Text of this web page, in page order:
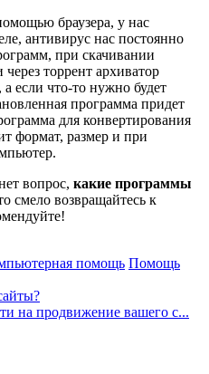
браузера, у нас
антивирус нас постоянно
при скачивании
торрент архиватор
если что-то нужно будет
программа придет
для конвертирования
формат, размер и при
вопрос, какие программы
смело возвращайтесь к
помощь Помощь
на продвижение вашего с...